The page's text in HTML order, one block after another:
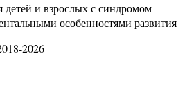
и взрослых с синдромом
особенностями развития
2026